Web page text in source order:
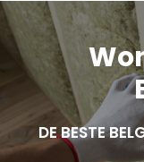
DE BESTE